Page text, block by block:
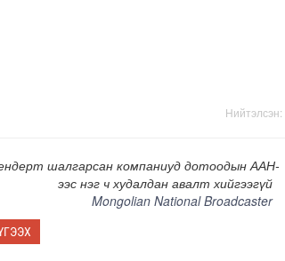
Нийтэлсэн:
шалгарсан компаниуд дотоодын ААН-
ээс нэг ч худалдан авалт хийгээгүй
Mongolian National Broadcaster